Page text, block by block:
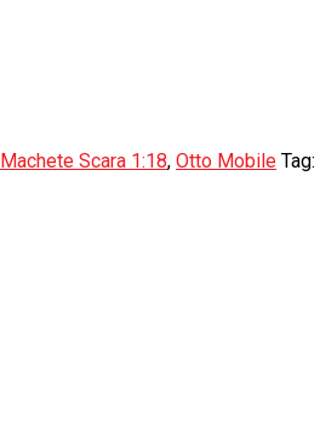
Machete Scara 1:18, Otto Mobile Tag: